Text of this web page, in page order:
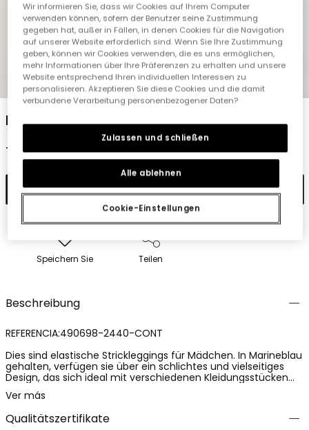
1 2 3 4 5
Elastische Strickleggings in Marineblau
12,95 €
In den Warenkorb
Speichern Sie Teilen
Beschreibung
REFERENCIA:490698-2440-CONT
Dies sind elastische Strickleggings für Mädchen. In Marineblau
gehalten, verfügen sie über ein schlichtes und vielseitiges
Design, das sich ideal mit verschiedenen Kleidungsstücken
der Kinder-Garderobe kombinieren lässt. Sie sind aus einem
weichen Strickstoff gefertigt und bestehen aus 92%
Baumwolle und 8% Elasthan, was Komfort, Elastizität und eine
optimale Passform bietet. Diese Leggings sorgen für
Ver más
Qualitätszertifikate
Wir informieren Sie, dass wir Cookies auf Ihrem Computer
verwenden können, sofern der Benutzer seine Zustimmung
gegeben hat, außer in Fällen, in denen Cookies für die Navigation
auf unserer Website erforderlich sind. Wenn Sie Ihre Zustimmung
geben, können wir Cookies verwenden, die es uns ermöglichen,
mehr Informationen über Ihre Präferenzen zu erhalten und unsere
Website entsprechend Ihren individuellen Interessen zu
personalisieren. Akzeptieren Sie diese Cookies und die damit
verbundene Verarbeitung personenbezogener Daten?
Cookie-Einstellungen
Alle ablehnen
Zulassen und schließen